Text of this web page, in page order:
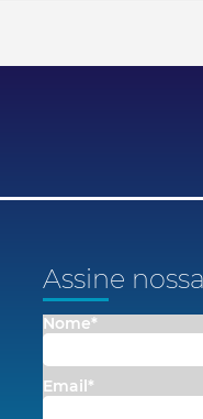
Assine nossa
Nome*
Email*